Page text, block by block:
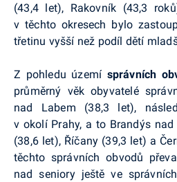
(43,4 let), Rakovník (43,3
v těchto okresech bylo
třetinu vyšší než podíl dětí
Z pohledu území správních
průměrný věk obyvatelé
nad Labem (38,3 let),
v okolí Prahy, a to Brandýs
(38,6 let), Říčany (39,3 let) a
těchto správních obvodů
nad seniory ještě ve